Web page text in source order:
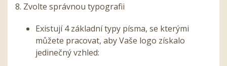
8. Zvolte správnou typografii
Existují 4 základní typy písma, se kterými
můžete pracovat, aby Vaše logo získalo
jedinečný vzhled: